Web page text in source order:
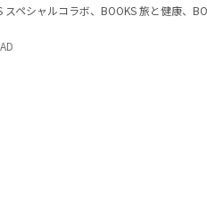
ペシャルコラボ、BOOKS 旅と健康、
AD